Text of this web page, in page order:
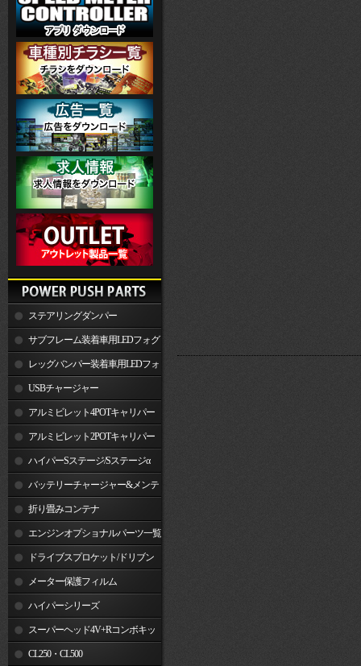
ステアリングダンパー
サブフレーム装着車用LEDフォグ
ランプレッグバンパー装着車用LEDフォ
グランプUSBチャージャー
アルミビレット4POTキャリパー
関連製品アルミビレット2POTキャリパー
関連製品ハイパーSステージ/Sステージα
バッテリーチャージャー&メンテ
ナー 折り畳みコンテナ
エンジンオプショナルパーツ一覧
ドライブスプロケット/ドリブン
スプロケット
メーター保護フィルム
ハイパーシリーズ
スーパーヘッド4V+Rコンボキッ
ト CL250・CL500